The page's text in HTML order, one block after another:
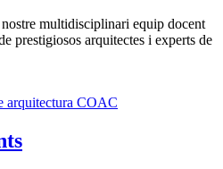
multidisciplinari equip docent
prestigiosos arquitectes i experts de